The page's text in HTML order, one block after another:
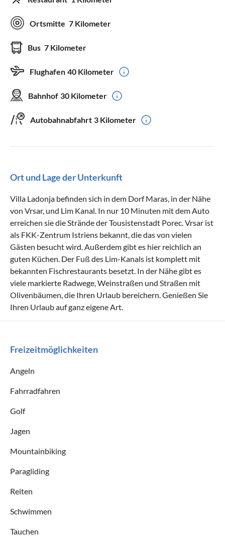
Ortsmitte 7 Kilometer
Bus 7 Kilometer
Flughafen 40 Kilometer
Bahnhof 30 Kilometer
Autobahnabfahrt 3 Kilometer
Ort und Lage der Unterkunft
Villa Ladonja befinden sich in dem Dorf Maras, in der Nähe
von Vrsar, und Lim Kanal. In nur 10 Minuten mit dem Auto
erreichen sie die Strände der Tousistenstadt Porec. Vrsar ist
als FKK-Zentrum Istriens bekannt, die das von vielen
Gästen besucht wird. Außerdem gibt es hier reichlich an
guten Küchen. Der Fuß des Lim-Kanals ist komplett mit
bekannten Fischrestaurants besetzt. In der Nähe gibt es
viele markierte Radwege, Weinstraßen und Straßen mit
Olivenbäumen, die Ihren Urlaub bereichern. Genießen Sie
Ihren Urlaub auf ganz eigene Art.
Freizeitmöglichkeiten
Angeln
Fahrradfahren
Golf
Jagen
Mountainbiking
Paragliding
Reiten
Schwimmen
Tauchen